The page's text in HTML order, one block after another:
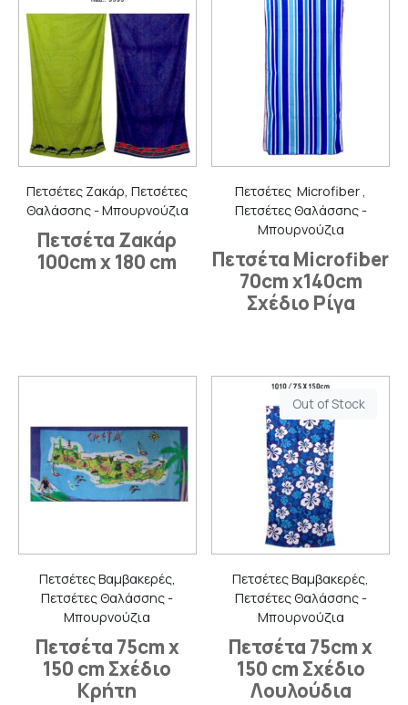
Πετσέτες Ζακάρ, Πετσέτες
Θαλάσσης - Μπουρνούζια
Πετσέτα Ζακάρ
100cm x 180 cm
Πετσέτες Microfiber ,
Πετσέτες Θαλάσσης -
Μπουρνούζια
Πετσέτα Microfiber
70cm x140cm
Σχέδιο Ρίγα
Πετσέτες Βαμβακερές,
Πετσέτες Θαλάσσης -
Μπουρνούζια
Πετσέτα 75cm x
150 cm Σχέδιο
Κρήτη
Out of Stock
Πετσέτες Βαμβακερές,
Πετσέτες Θαλάσσης -
Μπουρνούζια
Πετσέτα 75cm x
150 cm Σχέδιο
Λουλούδια